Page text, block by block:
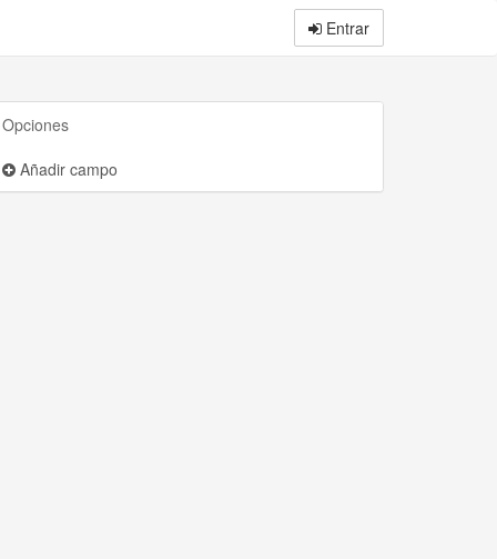
Entrar
Opciones
Añadir campo